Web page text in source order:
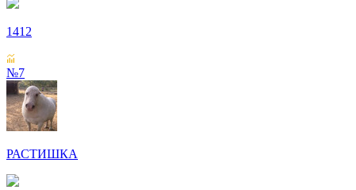
1412
№7
РАСТИШКА